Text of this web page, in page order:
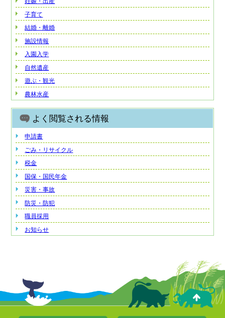
子育て
結婚・離婚
施設情報
入園入学
自然遺産
遊ぶ・観光
農林水産
よく閲覧される情報
申請書
ごみ・リサイクル
税金
国保・国民年金
災害・事故
防災・防犯
職員採用
お知らせ